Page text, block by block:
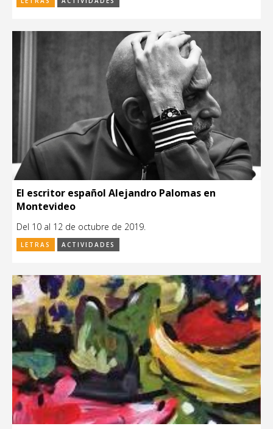
El escritor español Alejandro Palomas en
Montevideo
Del 10 al 12 de octubre de 2019.
LETRAS ACTIVIDADES